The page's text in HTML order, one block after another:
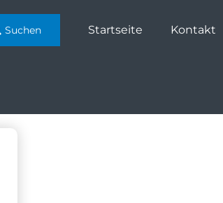
Suchen Startseite Kontakt